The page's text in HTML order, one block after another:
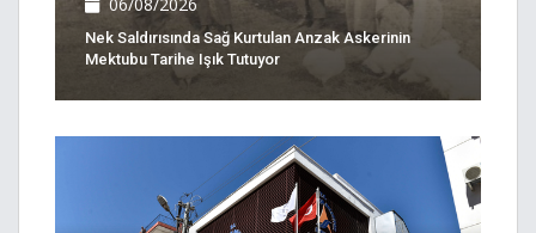
Nek Saldırısında Sağ Kurtulan Anzak Askerinin
Mektubu Tarihe Işık Tutuyor